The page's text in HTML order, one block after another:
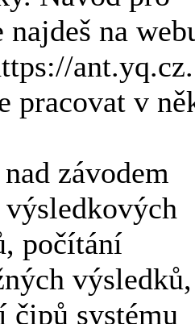
najdeš na
ant.yq.cz.
pracovat v
závodem
výsledkových
počítání
výsledků,
čipů systému